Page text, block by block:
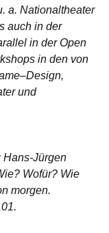
a. Nationaltheater
auch in der
in der Open
in den von
und
Hans-Jürgen
Wofür? Wie
morgen.